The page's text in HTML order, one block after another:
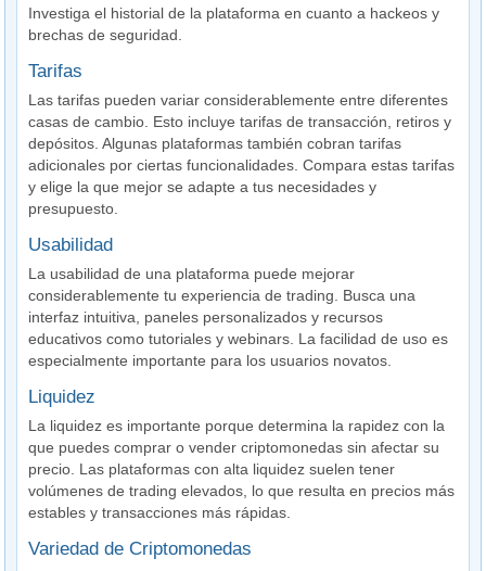
Investiga el historial de la plataforma en cuanto a hackeos y
brechas de seguridad.
Tarifas
Las tarifas pueden variar considerablemente entre diferentes
casas de cambio. Esto incluye tarifas de transacción, retiros y
depósitos. Algunas plataformas también cobran tarifas
adicionales por ciertas funcionalidades. Compara estas tarifas
y elige la que mejor se adapte a tus necesidades y
presupuesto.
Usabilidad
La usabilidad de una plataforma puede mejorar
considerablemente tu experiencia de trading. Busca una
interfaz intuitiva, paneles personalizados y recursos
educativos como tutoriales y webinars. La facilidad de uso es
especialmente importante para los usuarios novatos.
Liquidez
La liquidez es importante porque determina la rapidez con la
que puedes comprar o vender criptomonedas sin afectar su
precio. Las plataformas con alta liquidez suelen tener
volúmenes de trading elevados, lo que resulta en precios más
estables y transacciones más rápidas.
Variedad de Criptomonedas